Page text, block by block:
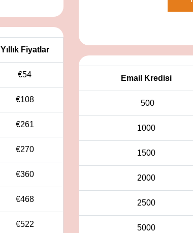
Yıllık Fiyatlar
€54
€108
€261
€270
€360
€468
€522
Email Kredisi
500
1000
1500
2000
2500
5000